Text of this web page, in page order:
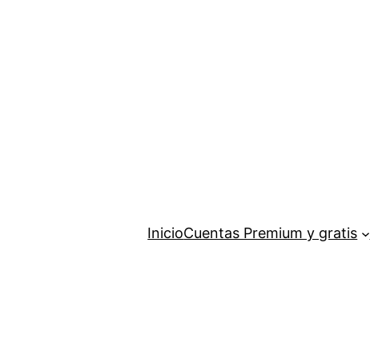
InicioCuentas Premium y gratis